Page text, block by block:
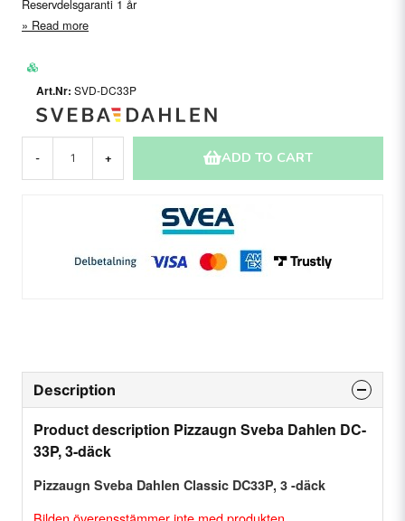
Reservdelsgaranti 1 år
Read more
SVD-DC33P
- + ADD TO CART
Description
Product description Pizzaugn Sveba Dahlen DC-
33P, 3-däck
Pizzaugn Sveba Dahlen Classic DC33P, 3 -däck